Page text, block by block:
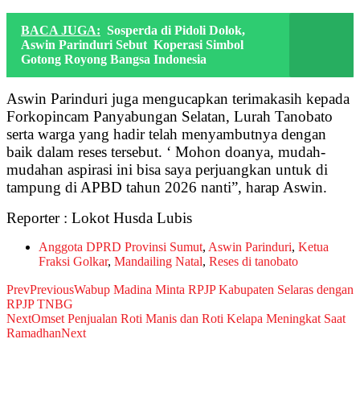
BACA JUGA: Sosperda di Pidoli Dolok,
Aswin Parinduri Sebut Koperasi Simbol
Gotong Royong Bangsa Indonesia
Aswin Parinduri juga mengucapkan terimakasih kepada
Forkopincam Panyabungan Selatan, Lurah Tanobato
serta warga yang hadir telah menyambutnya dengan
baik dalam reses tersebut. ‘ Mohon doanya, mudah-
mudahan aspirasi ini bisa saya perjuangkan untuk di
tampung di APBD tahun 2026 nanti”, harap Aswin.
Reporter : Lokot Husda Lubis
Anggota DPRD Provinsi Sumut, Aswin Parinduri, Ketua
Fraksi Golkar, Mandailing Natal, Reses di tanobato
PrevPreviousWabup Madina Minta RPJP Kabupaten Selaras dengan
RPJP TNBG
NextOmset Penjualan Roti Manis dan Roti Kelapa Meningkat Saat
RamadhanNext